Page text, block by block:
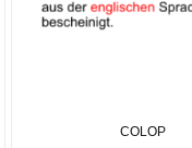
COLOP